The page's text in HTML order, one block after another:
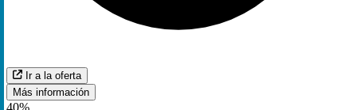
Ir a la oferta
Más información